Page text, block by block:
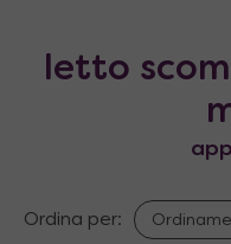
letto
Ordina per: